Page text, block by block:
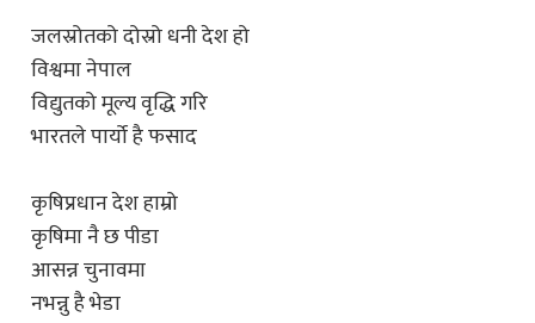
जलस्रोतको दोस्रो धनी देश हो
विश्वमा नेपाल
विद्युतको मूल्य वृद्धि गरि
भारतले पार्यो है फसाद
कृषिप्रधान देश हाम्रो
कृषिमा नै छ पीडा
आसन्न चुनावमा
नभन्नु है भेडा